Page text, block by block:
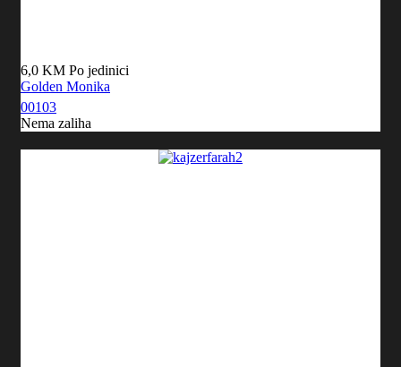
6,0 KM Po jedinici
Golden Monika
00103
Nema zaliha